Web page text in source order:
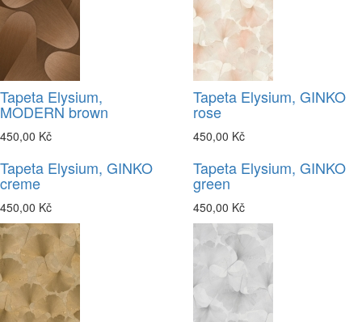
Tapeta Elysium,
MODERN brown
450,00 Kč
Tapeta Elysium, GINKO
rose
450,00 Kč
Tapeta Elysium, GINKO
creme
450,00 Kč
Tapeta Elysium, GINKO
green
450,00 Kč